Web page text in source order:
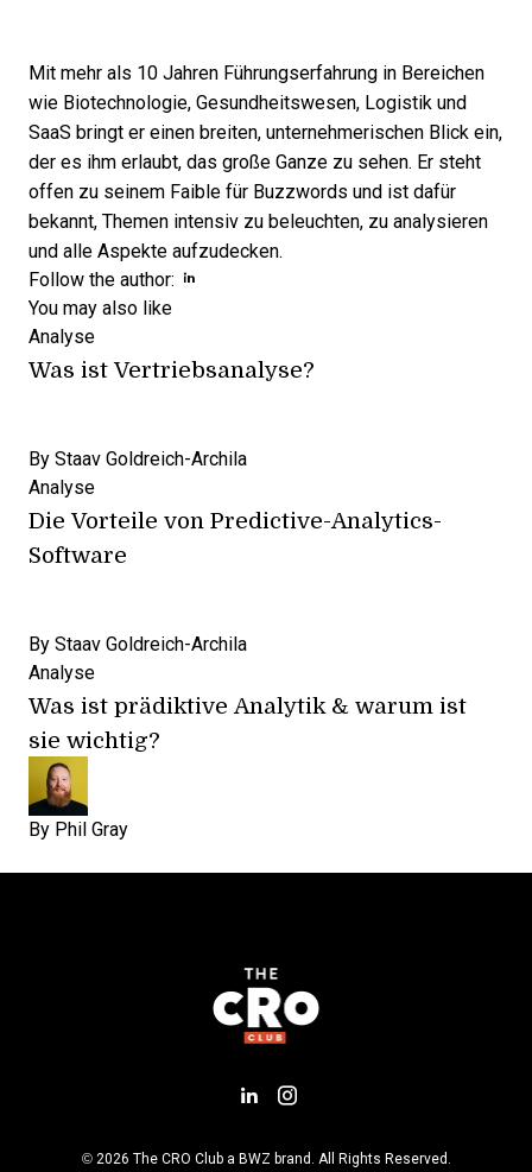
Mit mehr als 10 Jahren Führungserfahrung in Bereichen
wie Biotechnologie, Gesundheitswesen, Logistik und
SaaS bringt er einen breiten, unternehmerischen Blick ein,
der es ihm erlaubt, das große Ganze zu sehen. Er steht
offen zu seinem Faible für Buzzwords und ist dafür
bekannt, Themen intensiv zu beleuchten, zu analysieren
und alle Aspekte aufzudecken.
Follow the author: Opens new window
You may also like
Analyse
Was ist Vertriebsanalyse?
By Staav Goldreich-Archila
Analyse
Die Vorteile von Predictive-Analytics-
Software
By Staav Goldreich-Archila
Analyse
Was ist prädiktive Analytik & warum ist
sie wichtig?
By Phil Gray
Add us on LinkedIn
Follow us on
© 2026 The CRO Club a BWZOpens new window
brand. All Rights Reserved.